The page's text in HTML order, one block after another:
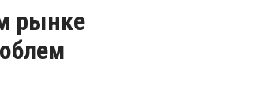
рынке